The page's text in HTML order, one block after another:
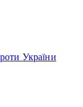
України